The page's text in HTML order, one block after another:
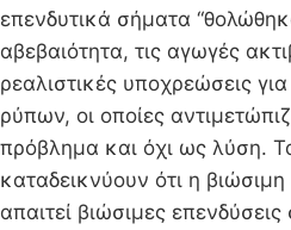
επενδυτικά σήματα
αβεβαιότητα, τις αγωγές
ρεαλιστικές υποχρεώσεις
ρύπων, οι οποίες
πρόβλημα και όχι ως λύση.
καταδεικνύουν ότι η
απαιτεί βιώσιμες